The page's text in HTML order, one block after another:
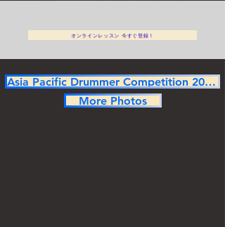
オンラインレッスン 今すぐ登録！
Asia Pacific Drummer Competition 2025 Champion
More Photos